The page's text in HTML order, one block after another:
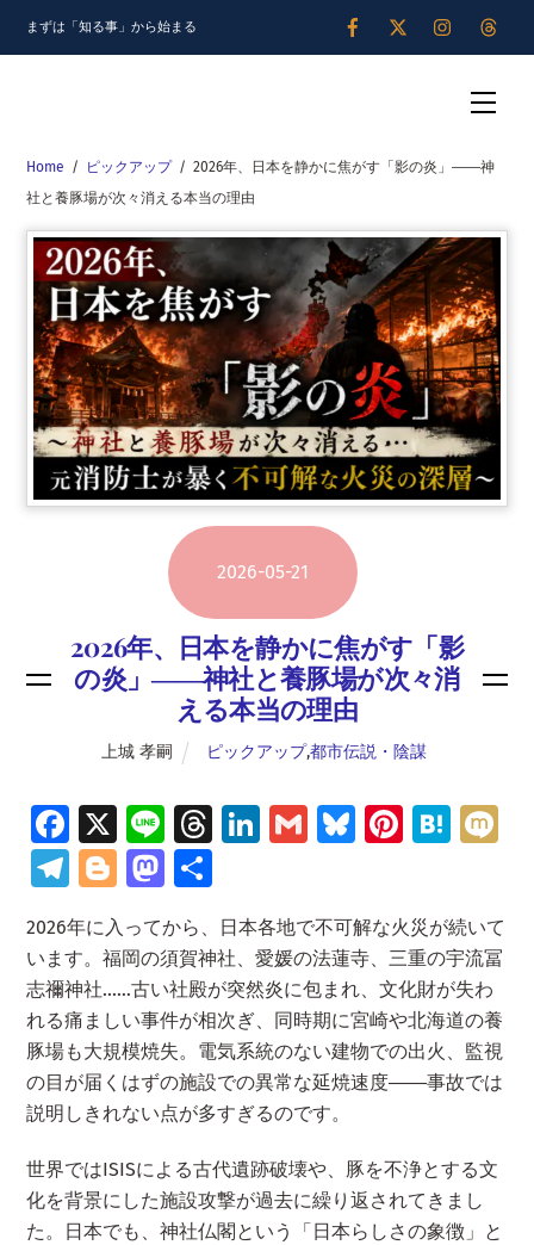
まずは「知る事」から始まる
Home / ピックアップ / 2026年、日本を静かに焦がす「影の炎」――神
社と養豚場が次々消える本当の理由
2026-05-21
2026年、日本を静かに焦がす「影
の炎」――神社と養豚場が次々消
える本当の理由
上城 孝嗣 ピックアップ,都市伝説・陰謀
Fa
ce
b
o
o
k
X
Li
n
e
T
a
d
s
Li
e
dI
n
G
l
Bl
ky
Pi
es
t
H
n
a
Te
le
gr
a
m
Bl
g
g
er
M
to
d
o
n
有
2026年に入ってから、日本各地で不可解な火災が続いて
います。福岡の須賀神社、愛媛の法蓮寺、三重の宇流冨
志禰神社……古い社殿が突然炎に包まれ、文化財が失わ
れる痛ましい事件が相次ぎ、同時期に宮崎や北海道の養
豚場も大規模焼失。電気系統のない建物での出火、監視
の目が届くはずの施設での異常な延焼速度――事故では
説明しきれない点が多すぎるのです。
世界ではISISによる古代遺跡破壊や、豚を不浄とする文
化を背景にした施設攻撃が過去に繰り返されてきまし
た。日本でも、神社仏閣という「日本らしさの象徴」と